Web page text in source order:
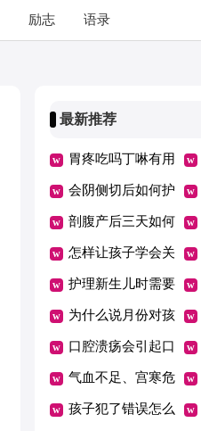
励志 语录
最新推荐
胃疼吃吗丁啉有用
吗
会阴侧切后如何护
理
剖腹产后三天如何
护理
怎样让孩子学会关
心他人？
护理新生儿时需要
注意的要点有哪些
为什么说月份对孩
子的聪明程度有影
响呢？
口腔溃疡会引起口
臭吗
气血不足、宫寒危
害大怎么办
孩子犯了错误怎么